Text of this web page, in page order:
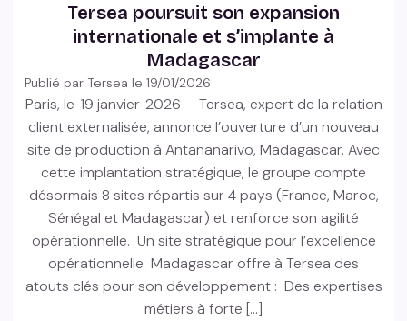
Tersea poursuit son expansion
internationale et s’implante à
Madagascar
Publié par Tersea le19/01/2026
Paris, le 19 janvier 2026 - Tersea, expert de la relation
client externalisée, annonce l’ouverture d’un nouveau
site de production à Antananarivo, Madagascar. Avec
cette implantation stratégique, le groupe compte
désormais 8 sites répartis sur 4 pays (France, Maroc,
Sénégal et Madagascar) et renforce son agilité
opérationnelle. Un site stratégique pour l’excellence
opérationnelle Madagascar offre à Tersea des
atouts clés pour son développement : Des expertises
métiers à forte […]